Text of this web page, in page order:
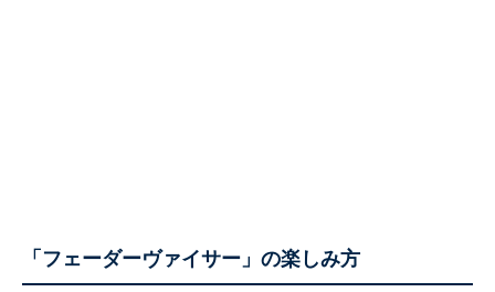
「フェーダーヴァイサー」の楽しみ方